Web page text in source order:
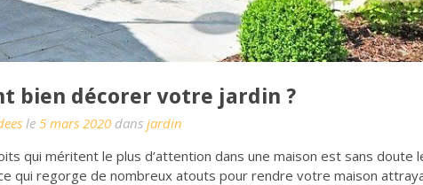
bien décorer votre jardin ?
le 5 mars 2020 dans jardin
qui méritent le plus d’attention dans une maison est sans doute
qui regorge de nombreux atouts pour rendre votre maison